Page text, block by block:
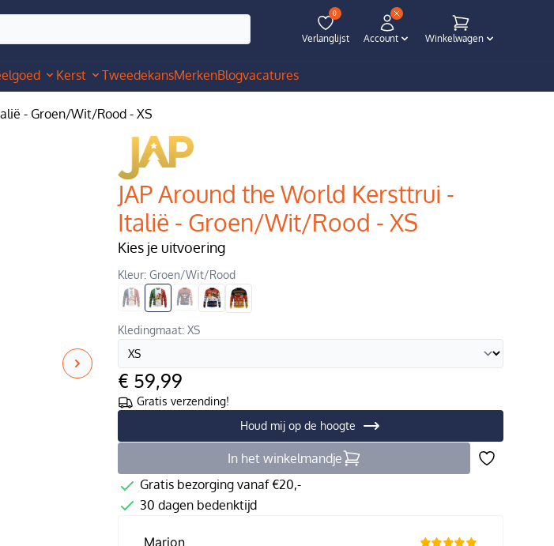
0
Verlanglijst Account Winkelwagen
Kerst TweedekansMerkenBlogvacatures
- Groen/Wit/Rood - XS
JAP Around the World Kersttrui -
Italië - Groen/Wit/Rood - XS
Kies je uitvoering
Kleur: Groen/Wit/Rood
Kledingmaat: XS
€ 59,99
Gratis verzending!
Houd mij op de hoogte
In het winkelmandje
Gratis bezorging vanaf €20,-
30 dagen bedenktijd